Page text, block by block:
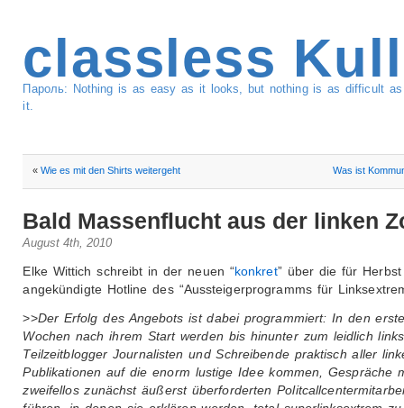
classless
Пароль: Nothing is as easy as it looks, but nothing is as difficult
it.
«Wie es mit den Shirts weitergeht Was ist
Bald Massenflucht aus der linken
August 4th, 2010
Elke Wittich schreibt in der neuen “konkret” über die für Herbst
angekündigte Hotline des “Aussteigerprogramms für
>>Der Erfolg des Angebots ist dabei programmiert: In den
Wochen nach ihrem Start werden bis hinunter zum leidlich
Teilzeitblogger Journalisten und Schreibende praktisch aller
Publikationen auf die enorm lustige Idee kommen, Gespräche
zweifellos zunächst äußerst überforderten